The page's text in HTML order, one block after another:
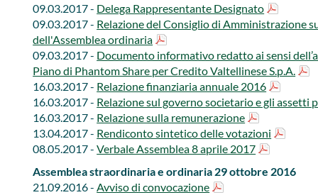
​09.03.2017 - Delega Rappresentante Designato
09.03.2017 - Relazione del Consiglio di Amministrazione
dell'Assemblea ordinaria
09.03.2017 - Documento i​nformativo redatto ai sensi
Piano di Phantom Share per Credi​to Valtellinese S.p.A.​
16.03.2017 - Relazione finanziaria annuale 2016
16.03.2017 - Relazione sul governo societario e gli assetti
16.03.2017 - ​ Relazione sulla remunerazione
13.04.2017 - Rendiconto sintetico delle votazioni
08.05.2017 -Verbale Assemblea​ 8 aprile 2017
Assemblea straordinaria e ordinaria 29 ottobre 2016
​21.09.2016 -Avviso di convocazione